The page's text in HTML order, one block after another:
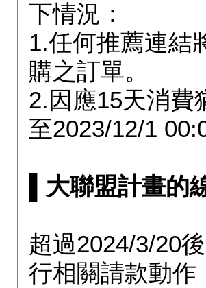
下情況：
1.任何推薦連結
購之訂單。
2.因應15天消費
至2023/12/1
▌大聯盟計畫的
超過2024/3/20
行相關請款動作